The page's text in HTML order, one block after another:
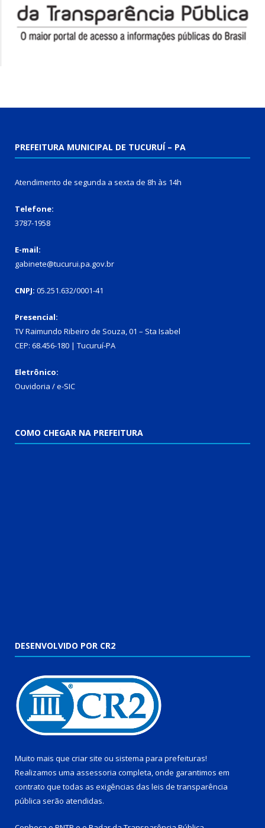
PREFEITURA MUNICIPAL DE TUCURUÍ – PA
Atendimento de segunda a sexta de 8h às 14h
Telefone:
3787-1958
E-mail:
gabinete@tucurui.pa.gov.br
CNPJ: 05.251.632/0001-41
Presencial:
TV Raimundo Ribeiro de Souza, 01 – Sta Isabel
CEP: 68.456-180 | Tucuruí-PA
Eletrônico:
Ouvidoria /e-SIC
COMO CHEGAR NA PREFEITURA
DESENVOLVIDO POR CR2
Muito mais que criar site ou sistema para prefeituras!
Realizamos uma assessoria completa, onde garantimos em
contrato que todas as exigências das leis de transparência
pública serão atendidas.